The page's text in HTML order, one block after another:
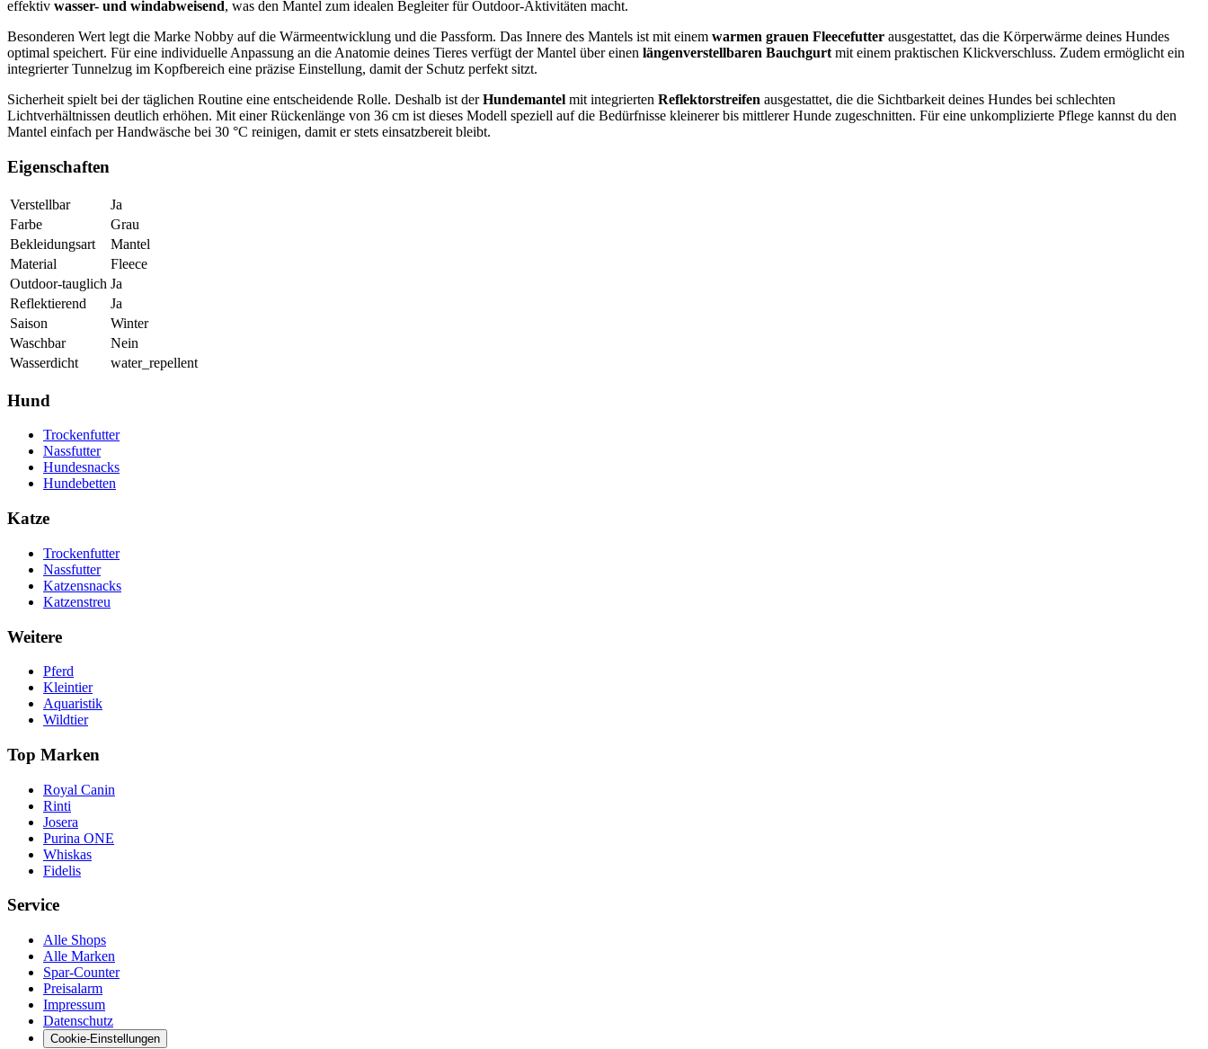
effektiv wasser- und windabweisend, was den Mantel zum idealen Begleiter für Outdoor-Aktivitäten macht.
Besonderen Wert legt die Marke Nobby auf die Wärmeentwicklung und die Passform. Das Innere des Mantels ist mit einem warmen grauen Fleecefutter ausgestattet, das die Körperwärme deines Hundes
optimal speichert. Für eine individuelle Anpassung an die Anatomie deines Tieres verfügt der Mantel über einen längenverstellbaren Bauchgurtmit einem praktischen Klickverschluss. Zudem ermöglicht ein
integrierter Tunnelzug im Kopfbereich eine präzise Einstellung, damit der Schutz perfekt sitzt.
Sicherheit spielt bei der täglichen Routine eine entscheidende Rolle. Deshalb ist derHundemantel mit integrierten Reflektorstreifen ausgestattet, die die Sichtbarkeit deines Hundes bei schlechten
Lichtverhältnissen deutlich erhöhen. Mit einer Rückenlänge von 36 cm ist dieses Modell speziell auf die Bedürfnisse kleinerer bis mittlerer Hunde zugeschnitten. Für eine unkomplizierte Pflege kannst du den
Mantel einfach per Handwäsche bei 30 °C reinigen, damit er stets einsatzbereit bleibt.
Eigenschaften
Verstellbar
Ja
Farbe
Grau
Bekleidungsart
Mantel
Material
Fleece
Outdoor-tauglich Ja
Reflektierend
Ja
Saison
Winter
Waschbar
Nein
Wasserdicht
water_repellent
Hund
Trockenfutter
Nassfutter
Hundesnacks
Hundebetten
Katze
Trockenfutter
Nassfutter
Katzensnacks
Katzenstreu
Weitere
Pferd
Kleintier
Aquaristik
Wildtier
Top Marken
Royal Canin
Rinti
Josera
Purina ONE
Whiskas
Fidelis
Service
Alle Shops
Alle Marken
Spar-Counter
Preisalarm
Impressum
Datenschutz
Cookie-Einstellungen